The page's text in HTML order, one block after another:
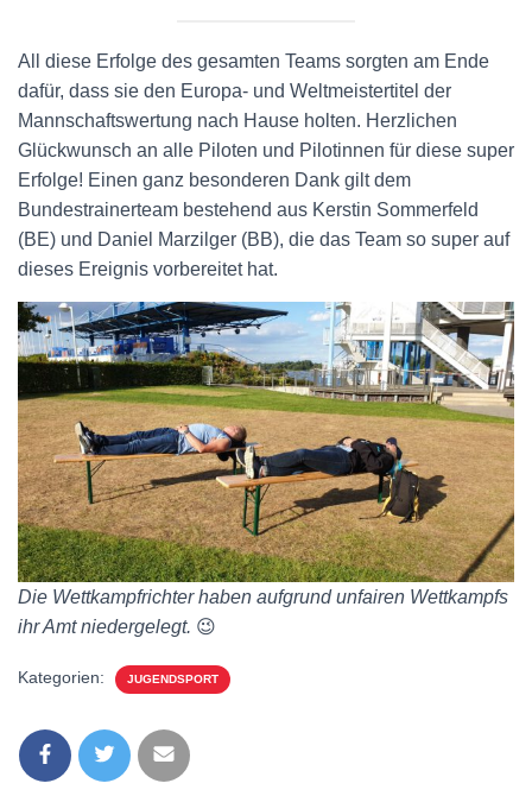
All diese Erfolge des gesamten Teams sorgten am Ende
dafür, dass sie den Europa- und Weltmeistertitel der
Mannschaftswertung nach Hause holten. Herzlichen
Glückwunsch an alle Piloten und Pilotinnen für diese super
Erfolge! Einen ganz besonderen Dank gilt dem
Bundestrainerteam bestehend aus Kerstin Sommerfeld
(BE) und Daniel Marzilger (BB), die das Team so super auf
dieses Ereignis vorbereitet hat.
Die Wettkampfrichter haben aufgrund unfairen Wettkampfs
ihr Amt niedergelegt. 😉
Kategorien: JUGENDSPORT